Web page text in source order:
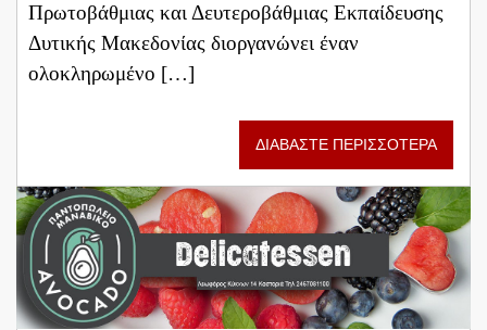
Πρωτοβάθμιας και Δευτεροβάθμιας Εκπαίδευσης
Δυτικής Μακεδονίας διοργανώνει έναν
ολοκληρωμένο […]
ΔΙΑΒΑΣΤΕ ΠΕΡΙΣΣΟΤΕΡΑ